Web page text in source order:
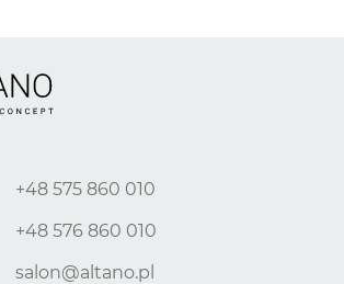
+48 575 860 010
+48 576 860 010
salon@altano.pl